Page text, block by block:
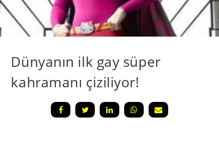
Dünyanın ilk gay süper
kahramanı çiziliyor!